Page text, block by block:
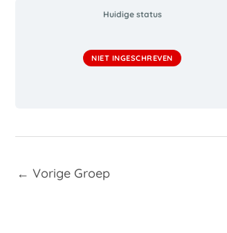
Huidige status
NIET INGESCHREVEN
← Vorige Groep